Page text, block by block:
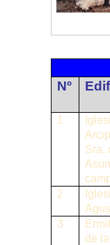
Nº
1
Sra.
2
3
de la